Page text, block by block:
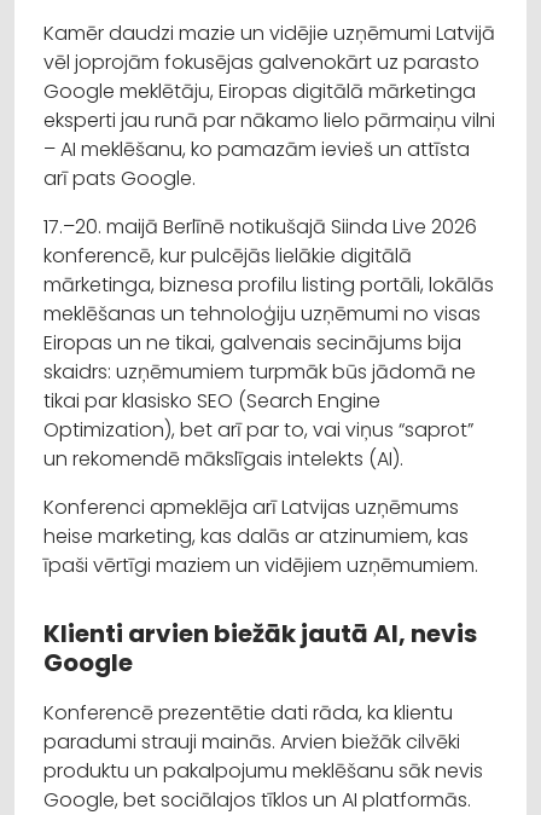
Kamēr daudzi mazie un vidējie uzņēmumi Latvijā
vēl joprojām fokusējas galvenokārt uz parasto
Google meklētāju, Eiropas digitālā mārketinga
eksperti jau runā par nākamo lielo pārmaiņu vilni
– AI meklēšanu, ko pamazām ievieš un attīsta
arī pats Google.
17.–20. maijā Berlīnē notikušajā Siinda Live 2026
konferencē, kur pulcējās lielākie digitālā
mārketinga, biznesa profilu listing portāli, lokālās
meklēšanas un tehnoloģiju uzņēmumi no visas
Eiropas un ne tikai, galvenais secinājums bija
skaidrs: uzņēmumiem turpmāk būs jādomā ne
tikai par klasisko SEO (Search Engine
Optimization), bet arī par to, vai viņus “saprot”
un rekomendē mākslīgais intelekts (AI).
Konferenci apmeklēja arī Latvijas uzņēmums
heise marketing, kas dalās ar atzinumiem, kas
īpaši vērtīgi maziem un vidējiem uzņēmumiem.
Klienti arvien biežāk jautā AI, nevis
Google
Konferencē prezentētie dati rāda, ka klientu
paradumi strauji mainās. Arvien biežāk cilvēki
produktu un pakalpojumu meklēšanu sāk nevis
Google, bet sociālajos tīklos un AI platformās.